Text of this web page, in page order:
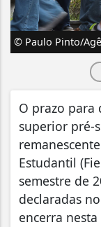
© Paulo Pinto/
O prazo para
superior pré-
Estudantil
semestre de
declaradas
encerra